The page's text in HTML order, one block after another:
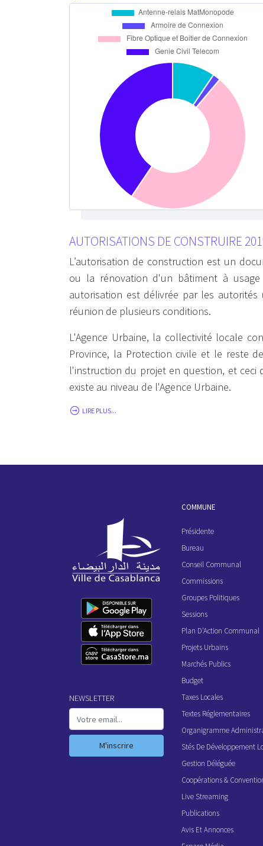
AUTORISATIONS DE CONSTRUIRE
L’autorisation de construction est un
ou la rénovation d'un bâtiment à
autorisation est délivrée par les
réunion de plusieurs conditions.
L'Agence Urbaine, la collectivité locale
Province, la Protection civile et le reste
l'instruction du projet en question, et
existe au niveau de l'Agence Urbaine.
LIRE PLUS...
NEWSLETTER
M'inscrire
COMMUNE
Présidente
Bureau
Conseil Communal
Commissions
Groupes Politiques
Sessions
Plan D'Action Communal
Projets Urbains
Marchés Publics
Budget
Taxes Locales
Textes Réglementaires
Organigramme
Stés De Développement
Gestion Déléguée
Coopérations &
Live Streaming
Publications
Avis Et Annonces